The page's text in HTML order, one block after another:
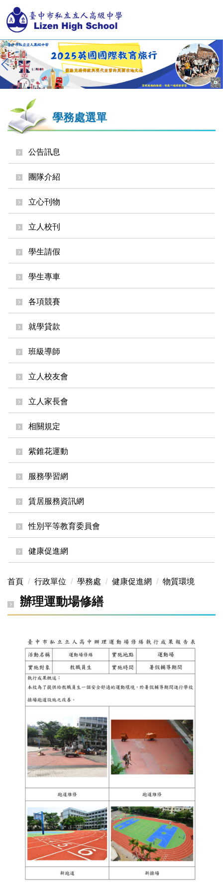
到
主
要
內
容
區
學務處選單
公告訊息
團隊介紹
立心刊物
立人校刊
學生請假
學生專車
各項競賽
就學貸款
班級導師
立人校友會
立人家長會
相關規定
紫錐花運動
服務學習網
賃居服務資訊網
性別平等教育委員會
健康促進網
首頁 行政單位 學務處 健康促進網 物質環境
辦理運動場修繕